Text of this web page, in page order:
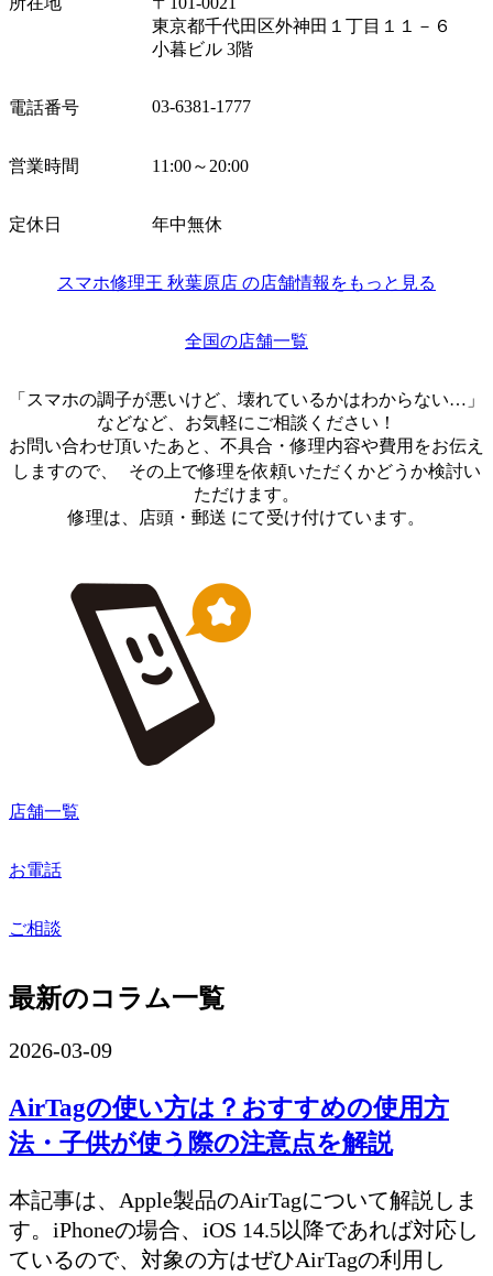
東京都千代田区外神田１丁目１１－６
小暮ビル 3階
電話番号 03-6381-1777
営業時間 11:00～20:00
定休日 年中無休
スマホ修理王 秋葉原店 の店舗情報をもっと見る
全国の店舗一覧
「スマホの調子が悪いけど、壊れているかはわからない…」
などなど、お気軽にご相談ください！
お問い合わせ頂いたあと、不具合・修理内容や費用をお伝え
しますので、 その上で修理を依頼いただくかどうか検討い
ただけます。
修理は、店頭・郵送 にて受け付けています。
店舗一覧
お電話
ご相談
最新のコラム一覧
2026-03-09
AirTagの使い方は？おすすめの使用方
法・子供が使う際の注意点を解説
本記事は、Apple製品のAirTagについて解説しま
す。iPhoneの場合、iOS 14.5以降であれば対応し
ているので、対象の方はぜひAirTagの利用し